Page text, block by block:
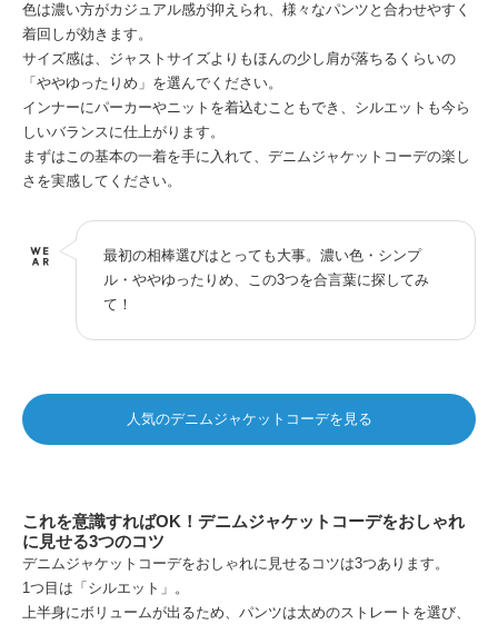
色は濃い方がカジュアル感が抑えられ、様々なパンツと合わせやすく
着回しが効きます。
サイズ感は、ジャストサイズよりもほんの少し肩が落ちるくらいの
「ややゆったりめ」を選んでください。
インナーにパーカーやニットを着込むこともでき、シルエットも今ら
しいバランスに仕上がります。
まずはこの基本の一着を手に入れて、デニムジャケットコーデの楽し
さを実感してください。
最初の相棒選びはとっても大事。濃い色・シンプ
ル・ややゆったりめ、この3つを合言葉に探してみ
て！
人気のデニムジャケットコーデを見る
これを意識すればOK！デニムジャケットコーデをおしゃれ
に見せる3つのコツ
デニムジャケットコーデをおしゃれに見せるコツは3つあります。
1つ目は「シルエット」。
上半身にボリュームが出るため、パンツは太めのストレートを選び、